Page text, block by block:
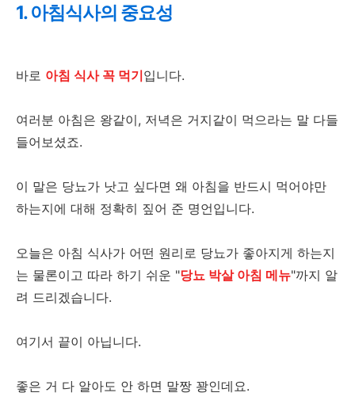
1. 아침식사의 중요성
바로 아침 식사 꼭 먹기입니다.
여러분 아침은 왕같이, 저녁은 거지같이 먹으라는 말 다들
들어보셨죠.
이 말은 당뇨가 낫고 싶다면 왜 아침을 반드시 먹어야만
하는지에 대해 정확히 짚어 준 명언입니다.
오늘은 아침 식사가 어떤 원리로 당뇨가 좋아지게 하는지
는 물론이고 따라 하기 쉬운 "당뇨 박살 아침 메뉴"까지 알
려 드리겠습니다.
여기서 끝이 아닙니다.
좋은 거 다 알아도 안 하면 말짱 꽝인데요.